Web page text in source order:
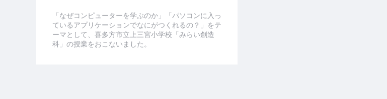
「なぜコンピューターを学ぶのか」「パソコンに入っ
ているアプリケーションでなにがつくれるの？」をテ
ーマとして、喜多方市立上三宮小学校「みらい創造
科」の授業をおこないました。